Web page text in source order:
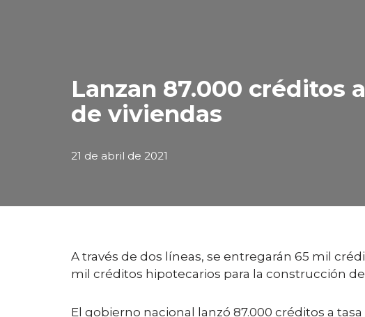
Lanzan 87.000 créditos
de viviendas
21 de abril de 2021
A través de dos líneas, se entregarán 65 mil
mil créditos hipotecarios para la construcción
El gobierno nacional lanzó 87.000 créditos a